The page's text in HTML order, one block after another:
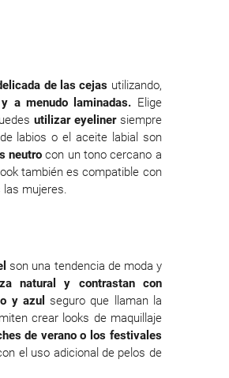
de las cejas utilizando,
a menudo laminadas. Elige
utilizar eyelinersiempre
labios o el aceite labial son
neutro con un tono cercano a
también es compatible con
las mujeres.
son una tendencia de moda y
natural y contrastan con
y azul
seguro que llaman la
crear looks de maquillaje
de verano o los festivales
el uso adicional de pelos de